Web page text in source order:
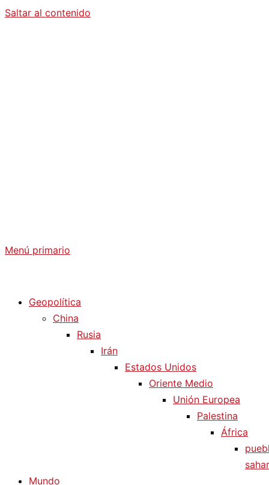
Saltar al contenido
Menú primario
Geopolítica
China
Rusia
Irán
Estados Unidos
Oriente Medio
Unión Europea
Palestina
África
Mundo